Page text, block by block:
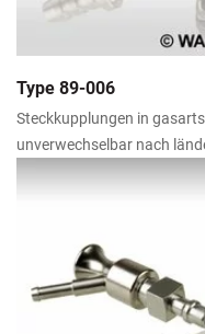
Type 89-006
Steckkupplungen in
unverwechselbar nach